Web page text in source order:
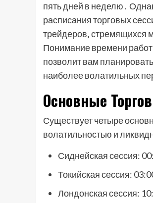
пять дней в неделю․
расписания торговых
трейдеров‚ стремящихся
Понимание времени
позволит вам
наиболее волатильных
Основные
Существует четыре
волатильностью и
Сиднейская сессия:
Токийская сессия:
Лондонская сессия: